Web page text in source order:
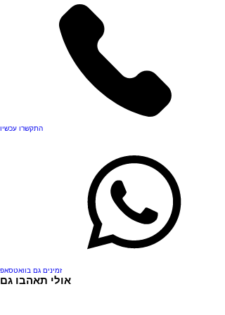
התקשרו עכשיו
זמינים גם בוואטסאפ
אולי תאהבו גם